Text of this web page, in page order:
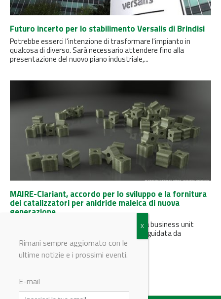
Futuro incerto per lo stabilimento Versalis di Brindisi
Potrebbe esserci l'intenzione di trasformare l'impianto in
qualcosa di diverso. Sarà necessario attendere fino alla
presentazione del nuovo piano industriale,...
MAIRE-Clariant, accordo per lo sviluppo e la fornitura
dei catalizzatori per anidride maleica di nuova
generazione
MAIRE ha annunciato che Conser, parte della business unit
Sustainable Technology Solutions di MAIRE guidata da
NextChem, ha raggiunto un...
Rimani sempre aggiornato con le
ultime notizie e i prossimi eventi.
E-mail